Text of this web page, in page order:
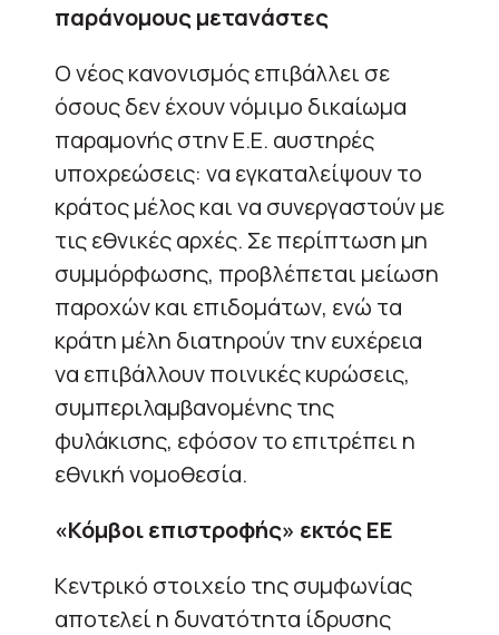
παράνομους μετανάστες
Ο νέος κανονισμός επιβάλλει σε
όσους δεν έχουν νόμιμο δικαίωμα
παραμονής στην Ε.Ε. αυστηρές
υποχρεώσεις: να εγκαταλείψουν το
κράτος μέλος και να συνεργαστούν με
τις εθνικές αρχές. Σε περίπτωση μη
συμμόρφωσης, προβλέπεται μείωση
παροχών και επιδομάτων, ενώ τα
κράτη μέλη διατηρούν την ευχέρεια
να επιβάλλουν ποινικές κυρώσεις,
συμπεριλαμβανομένης της
φυλάκισης, εφόσον το επιτρέπει η
εθνική νομοθεσία.
«Κόμβοι επιστροφής» εκτός ΕΕ
Κεντρικό στοιχείο της συμφωνίας
αποτελεί η δυνατότητα ίδρυσης